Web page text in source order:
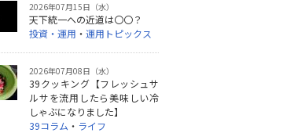
2026年07月15日（水）
天下統一への近道は〇〇？
投資・運用 ・ 運用トピックス
2026年07月08日（水）
39クッキング【フレッシュサ
ルサを流用したら美味しい冷
しゃぶになりました】
39コラム ・ ライフ